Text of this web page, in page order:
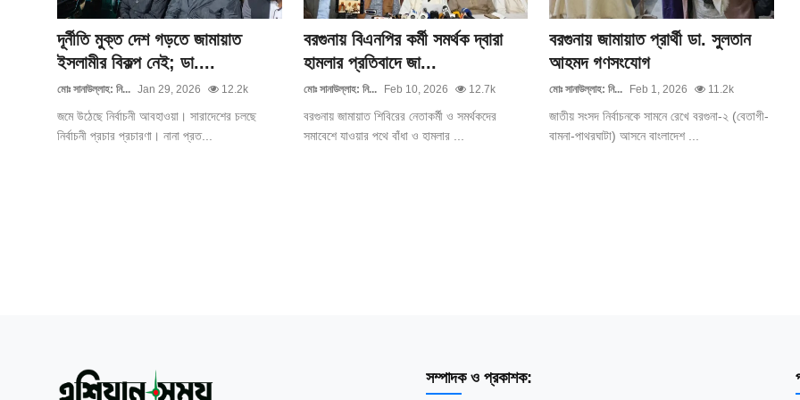
দূর্নীতি মুক্ত দেশ গড়তে জামায়াত
ইসলামীর বিকল্প নেই; ডা....
মোঃ সানাউল্লাহ: নি... Jan 29, 2026 12.2k
জমে উঠেছে নির্বাচনী আবহাওয়া। সারাদেশের চলছে
নির্বাচনী প্রচার প্রচারণা। নানা প্রত...
বরগুনায় বিএনপির কর্মী সমর্থক দ্বারা
হামলার প্রতিবাদে জা...
মোঃ সানাউল্লাহ: নি... Feb 10, 2026 12.7k
বরগুনায় জামায়াত শিবিরের নেতাকর্মী ও সমর্থকদের
সমাবেশে যাওয়ার পথে বাঁধা ও হামলার ...
বরগুনায় জামায়াত প্রার্থী ডা. সুলতান
আহমদ গণসংযোগ
মোঃ সানাউল্লাহ: নি... Feb 1, 2026 11.2k
জাতীয় সংসদ নির্বাচনকে সামনে রেখে বরগুনা-২ (বেতাগী-
বামনা-পাথরঘাটা) আসনে বাংলাদেশ ...
সম্পাদক ও প্রকাশক: